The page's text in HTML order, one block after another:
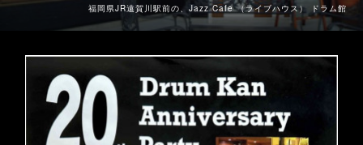
福岡県JR遠賀川駅前の、Jazz Cafe （ライブハウス） ドラム館